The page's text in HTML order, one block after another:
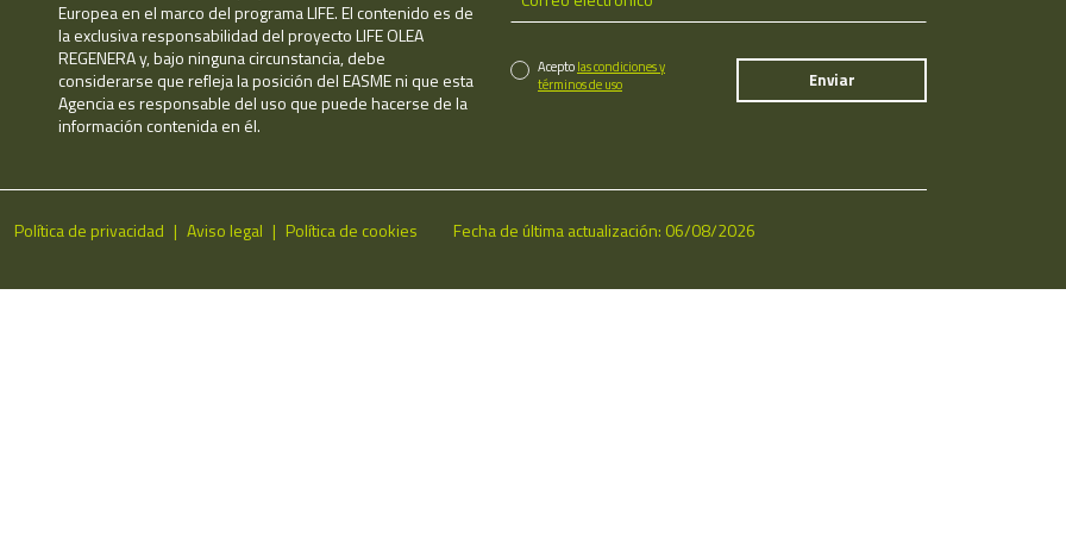
Europea en el marco del programa LIFE. El contenido es de
la exclusiva responsabilidad del proyecto LIFE OLEA
REGENERA y, bajo ninguna circunstancia, debe
considerarse que refleja la posición del EASME ni que esta
Agencia es responsable del uso que puede hacerse de la
información contenida en él.
Aceptolas condiciones y
términos de uso
Política de privacidad Aviso legal Política de cookies Fecha de última actualización: 06/08/2026